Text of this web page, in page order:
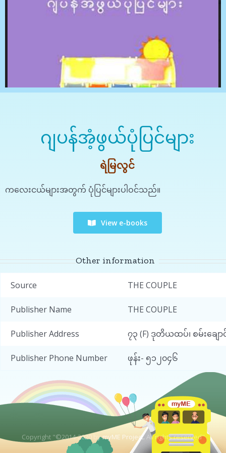
ဂျပန်အံ့ဖွယ်ပုံပြင်များ
ရဲမြလွင်
ကလေးငယ်များအတွက် ပုံပြင်များပါဝင်သည်။
View e-books
Other information
Source THE COUPLE
Publisher Name THE COUPLE
Publisher Address ၇၃ (F) ဒုတိယထပ်၊ စမ်းချော
Publisher Phone Number ဖုန်း- ၅၁၂၀၄၆
Copyright "©2014-2020 bymyME Project.All rights reserved"